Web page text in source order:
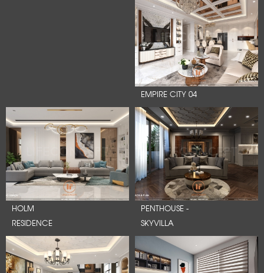
EMPIRE CITY 04
HOLM
RESIDENCE
PENTHOUSE -
SKYVILLA